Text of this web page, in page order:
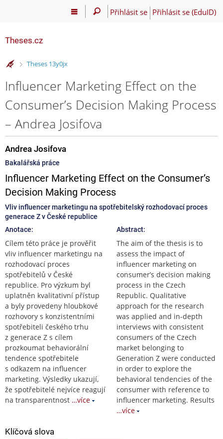
Přihlásit se Přihlásit se (EduID)
Theses.cz
>
Theses 13y0jx
Influencer Marketing Effect on the
Consumer’s Decision Making Process
– Andrea Josifova
Andrea Josifova
Bakalářská práce
Influencer Marketing Effect on the Consumer’s
Decision Making Process
Vliv influencer marketingu na spotřebitelský rozhodovací proces
generace Z v České republice
Anotace:
Cílem této práce je prověřit
vliv influencer marketingu na
rozhodovací proces
spotřebitelů v České
republice. Pro výzkum byl
uplatněn kvalitativní přístup
a byly provedeny hloubkové
rozhovory s konzistentními
spotřebiteli českého trhu
z generace Z s cílem
prozkoumat behaviorální
tendence spotřebitele
s odkazem na influencer
marketing. Výsledky ukazují,
že spotřebitelé nejvíce reagují
na transparentnost …více
Abstract:
The aim of the thesis is to
assess the impact of
influencer marketing on
consumer’s decision making
process in the Czech
Republic. Qualitative
approach for the research
was applied and in-depth
interviews with consistent
consumers of the Czech
market belonging to
Generation Z were conducted
in order to explore the
behavioral tendencies of the
consumer with reference to
influencer marketing. Results
…více
Klíčová slova